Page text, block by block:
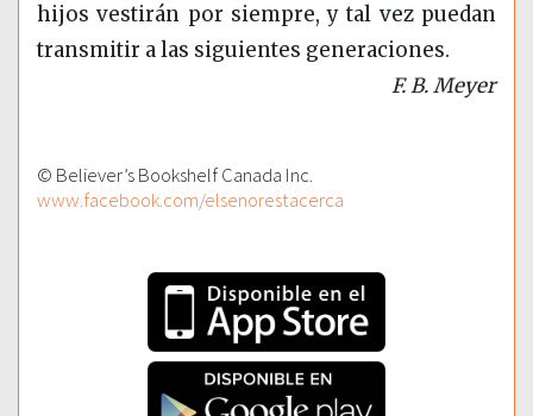
hijos vestirán por siempre, y tal vez puedan
transmitir a las siguientes generaciones.
F. B. Meyer
© Believer’s Bookshelf Canada Inc.
www.facebook.com/elsenorestacerca